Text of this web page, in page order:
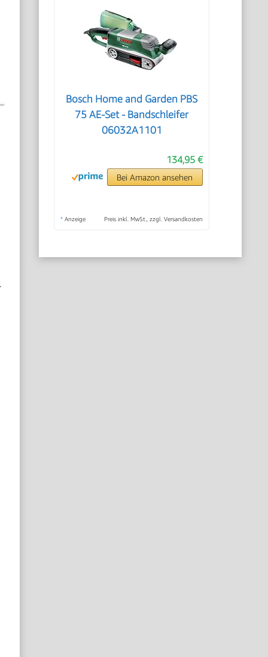
Bosch Home and Garden PBS
75 AE-Set - Bandschleifer
06032A1101
134,95 €
Bei Amazon ansehen
* Anzeige Preis inkl. MwSt., zzgl. Versandkosten